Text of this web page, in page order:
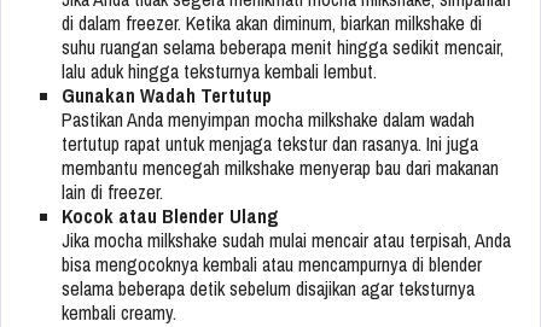
di dalam freezer. Ketika akan diminum, biarkan milkshake di
suhu ruangan selama beberapa menit hingga sedikit mencair,
lalu aduk hingga teksturnya kembali lembut.
Gunakan Wadah Tertutup
Pastikan Anda menyimpan mocha milkshake dalam wadah
tertutup rapat untuk menjaga tekstur dan rasanya. Ini juga
membantu mencegah milkshake menyerap bau dari makanan
lain di freezer.
Kocok atau Blender Ulang
Jika mocha milkshake sudah mulai mencair atau terpisah, Anda
bisa mengocoknya kembali atau mencampurnya di blender
selama beberapa detik sebelum disajikan agar teksturnya
kembali creamy.